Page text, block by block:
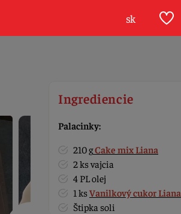
Ingrediencie
Palacinky:
210 gCake mix Liana
2 ks vajcia
4 PL olej
1 ksVanilkový cukor Liana
Štipka soli
sk